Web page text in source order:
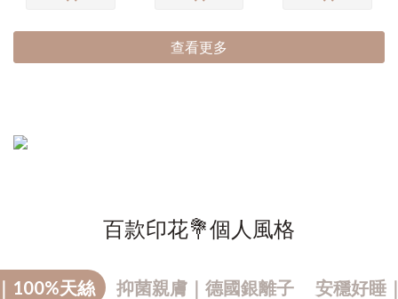
查看更多
百款印花💐個人風格
100%天絲 抑菌親膚｜德國銀離子 安穩好睡